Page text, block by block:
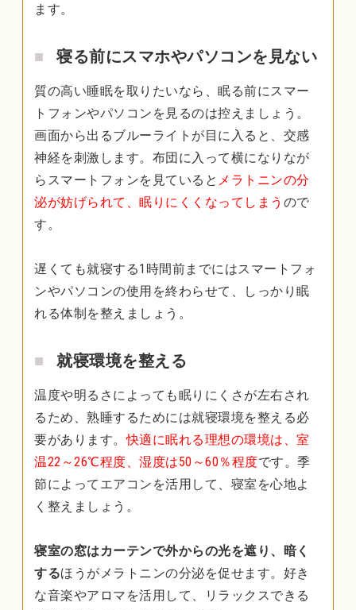
ます。
寝る前にスマホやパソコンを見ない
質の高い睡眠を取りたいなら、眠る前にスマー
トフォンやパソコンを見るのは控えましょう。
画面から出るブルーライトが目に入ると、交感
神経を刺激します。布団に入って横になりなが
らスマートフォンを見ていると メラトニンの分
泌が妨げられて、眠りにくくなってしまう ので
す。
遅くても就寝する1時間前までにはスマートフォ
ンやパソコンの使用を終わらせて、しっかり眠
れる体制を整えましょう。
就寝環境を整える
温度や明るさによっても眠りにくさが左右され
るため、熟睡するためには就寝環境を整える必
要があります。快適に眠れる理想の環境は、室
温22～26℃程度、湿度は50～60％程度です。季
節によってエアコンを活用して、寝室を心地よ
く整えましょう。
寝室の窓はカーテンで外からの光を遮り、暗く
するほうがメラトニンの分泌を促せます。好き
な音楽やアロマを活用して、リラックスできる